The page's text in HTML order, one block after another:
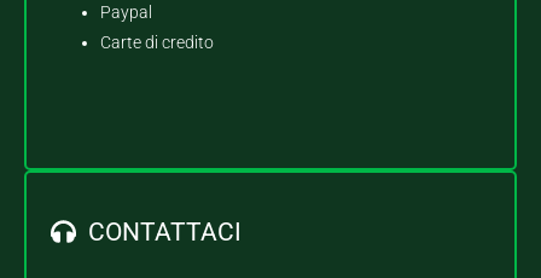
Paypal
Carte di credito
CONTATTACI